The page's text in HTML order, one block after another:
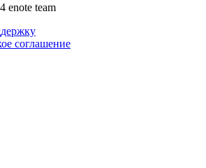
enote team
соглашение